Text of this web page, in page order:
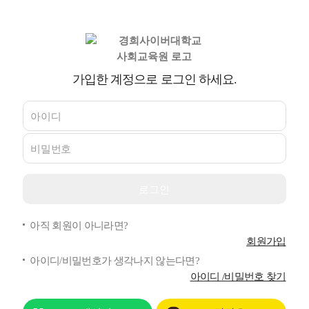
가입한 계정으로 로그인 하세요.
아직 회원이 아니라면?
회원가입
아이디/비밀번호가 생각나지 않는다면?
아이디 /비밀번호 찾기